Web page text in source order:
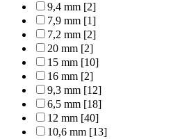
9,4 mm [2]
7,9 mm [1]
7,2 mm [2]
20 mm [2]
15 mm [10]
16 mm [2]
9,3 mm [12]
6,5 mm [18]
12 mm [40]
10,6 mm [13]